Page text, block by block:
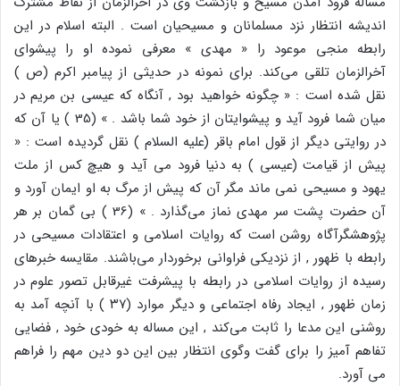
اندیشه انتظار نزد مسلمانان و مسیحیان است . البته اسلام در این
رابطه منجی موعود را « مهدی » معرفی نموده او را پیشوای
آخرالزمان تلقی می‌کند. برای نمونه در حدیثی از پیامبر اکرم (ص )
نقل شده است : « چگونه خواهید بود , آنگاه که عیسی بن مریم در
میان شما فرود آید و پیشوایتان از خود شما باشد . » (35 ) یا آن که
در روایتی دیگر از قول امام باقر (علیه السلام ) نقل گردیده است : «
پیش از قیامت (عیسی ) به دنیا فرود می آید و هیچ کس از ملت
یهود و مسیحی نمی ماند مگر آن که پیش از مرگ به او ایمان آورد و
آن حضرت پشت سر مهدی نماز می‌گذارد . » (36 ) بی گمان بر هر
پژوهشگرآگاه روشن است که روایات اسلامی و اعتقادات مسیحی در
رابطه با ظهور , از نزدیکی فراوانی برخوردار می‌باشند. مقایسه خبرهای
رسیده از روایات اسلامی در رابطه با پیشرفت غیرقابل تصور علوم در
زمان ظهور , ایجاد رفاه اجتماعی و دیگر موارد (۳۷ ) با آنچه آمد به
روشنی این مدعا را ثابت می‌کند , این مساله به خودی خود , فضایی
تفاهم آمیز را برای گفت وگوی انتظار بین این دو دین مهم را فراهم
می آورد.